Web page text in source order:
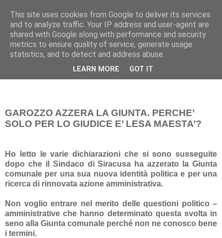
Pippo Bufardeci
La politica a Siracusa e dintorni
mercoledì 2 luglio 2014
GAROZZO AZZERA LA GIUNTA. PERCHE’
SOLO PER LO GIUDICE E’ LESA MAESTA’?
Ho letto le varie dichiarazioni che si sono susseguite
dopo che il Sindaco di Siracusa ha azzerato la Giunta
comunale per una sua nuova identità politica e per una
ricerca di rinnovata azione amministrativa.
Non voglio entrare nel merito delle questioni politico –
amministrative che hanno determinato questa svolta in
seno alla Giunta comunale perché non ne conosco bene
i termini.
This site uses cookies from Google to deliver its services
and to analyze traffic. Your IP address and user-agent are
shared with Google along with performance and security
metrics to ensure quality of service, generate usage
statistics, and to detect and address abuse.
LEARN MORE GOT IT